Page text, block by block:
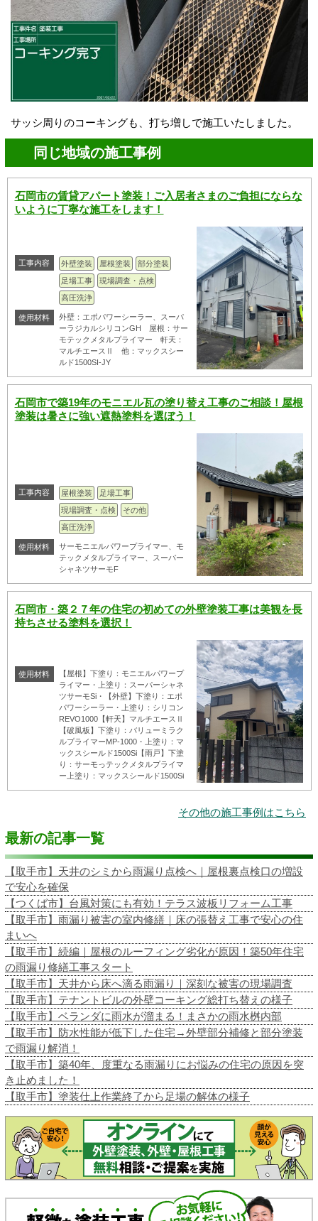
サッシ周りのコーキングも、打ち増しで施工いたしました。
同じ地域の施工事例
石岡市の賃貸アパート塗装！ご入居者さまのご負担にならな
いように丁寧な施工をします！
工事内容 外壁塗装 屋根塗装
部分塗装
足場工事
現場調査・点検
高圧洗浄
使用材料
外壁：エポパワーシーラー、スーパ
ーラジカルシリコンGH 屋根：サー
モテックメタルプライマー 軒天：
マルチエースⅡ 他：マックスシー
ルド1500SI-JY
石岡市で築19年のモニエル瓦の塗り替え工事のご相談！屋根
塗装は暑さに強い遮熱塗料を選ぼう！
工事内容 屋根塗装
足場工事
現場調査・点検
その他
高圧洗浄
使用材料
サーモニエルパワープライマー、モ
テックメタルプライマー、スーパー
シャネツサーモF
石岡市・築２７年の住宅の初めての外壁塗装工事は美観を長
持ちさせる塗料を選択！
使用材料
【屋根】下塗り：モニエルパワープ
ライマー・上塗り：スーパーシャネ
ツサーモSi・【外壁】下塗り：エポ
パワーシーラー・上塗り：シリコン
REVO1000【軒天】マルチエースⅡ
【破風板】下塗り：バリューミラク
ルプライマーMP-1000・上塗り：マ
ックスシールド1500Si【雨戸】下塗
り：サーモっテックメタルプライマ
ー上塗り：マックスシールド1500Si
その他の施工事例はこちら
最新の記事一覧
【取手市】天井のシミから雨漏り点検へ｜屋根裏点検口の増設
で安心を確保
【つくば市】台風対策にも有効！テラス波板リフォーム工事
【取手市】雨漏り被害の室内修繕｜床の張替え工事で安心の住
まいへ
【取手市】続編｜屋根のルーフィング劣化が原因！築50年住宅
の雨漏り修繕工事スタート
【取手市】天井から床へ滴る雨漏り｜深刻な被害の現場調査
【取手市】テナントビルの外壁コーキング総打ち替えの様子
【取手市】ベランダに雨水が溜まる！まさかの雨水桝内部
【取手市】防水性能が低下した住宅→外壁部分補修と部分塗装
で雨漏り解消！
【取手市】築40年、度重なる雨漏りにお悩みの住宅の原因を突
き止めました！
【取手市】塗装仕上作業終了から足場の解体の様子